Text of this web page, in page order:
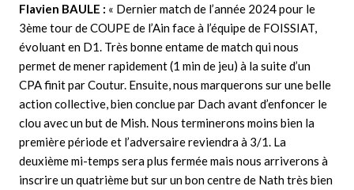
Flavien BAULE : « Dernier match de l’année 2024 pour le
3ème tour de COUPE de l’Ain face à l’équipe de FOISSIAT,
évoluant en D1. Très bonne entame de match qui nous
permet de mener rapidement (1 min de jeu) à la suite d’un
CPA finit par Coutur. Ensuite, nous marquerons sur une belle
action collective, bien conclue par Dach avant d’enfoncer le
clou avec un but de Mish. Nous terminerons moins bien la
première période et l’adversaire reviendra à 3/1. La
deuxième mi-temps sera plus fermée mais nous arriverons à
inscrire un quatrième but sur un bon centre de Nath très bien